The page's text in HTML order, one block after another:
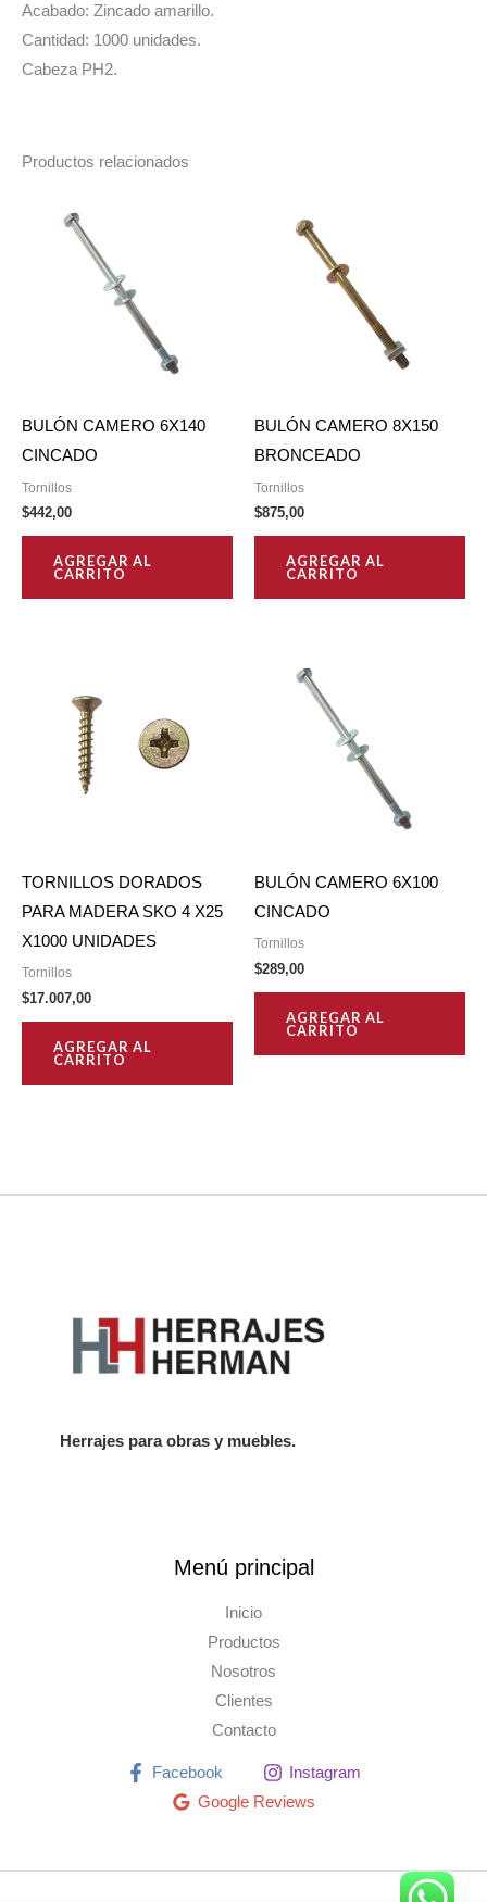
Acabado: Zincado amarillo.
Cantidad: 1000 unidades.
Cabeza PH2.
Productos relacionados
BULÓN CAMERO 6X140
CINCADO
Tornillos
$442,00
AGREGAR AL
CARRITO
BULÓN CAMERO 8X150
BRONCEADO
Tornillos
$875,00
AGREGAR AL
CARRITO
TORNILLOS DORADOS
PARA MADERA SKO 4 X25
X1000 UNIDADES
Tornillos
$17.007,00
AGREGAR AL
CARRITO
BULÓN CAMERO 6X100
CINCADO
Tornillos
$289,00
AGREGAR AL
CARRITO
Herrajes para obras y muebles.
Menú principal
Inicio
Productos
Nosotros
Clientes
Contacto
Facebook
Instagram
Google Reviews